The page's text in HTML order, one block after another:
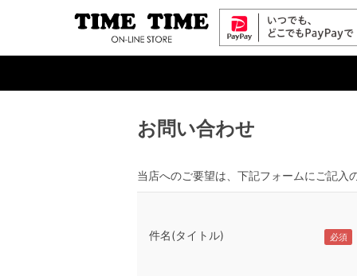
お問い合わせ
当店へのご要望は、下記フォームにご記入
件名(タイトル)